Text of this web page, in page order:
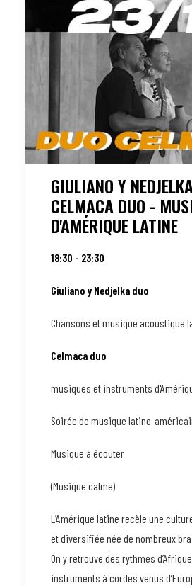
GIULIANO Y
CELMACA DUO -
D'AMÉRIQUE LATINE
18:30 - 23:30
Giuliano y Nedjelka duo
Chansons et musique acoustique
Celmaca duo
musiques et instruments
Soirée de musique latino-
Musique à écouter
(Musique calme)
L’Amérique latine recèle une
et diversifiée née de nombreux
On y retrouve des rythmes
instruments à cordes venus